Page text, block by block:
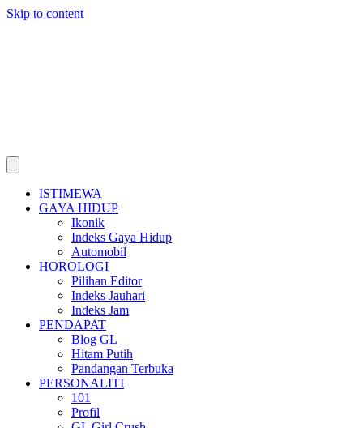
Skip to content
ISTIMEWA
GAYA HIDUP
Ikonik
Indeks Gaya Hidup
Automobil
HOROLOGI
Pilihan Editor
Indeks Jauhari
Indeks Jam
PENDAPAT
Blog GL
Hitam Putih
Pandangan Terbuka
PERSONALITI
101
Profil